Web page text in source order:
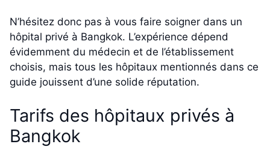
N’hésitez donc pas à vous faire soigner dans un
hôpital privé à Bangkok. L’expérience dépend
évidemment du médecin et de l’établissement
choisis, mais tous les hôpitaux mentionnés dans ce
guide jouissent d’une solide réputation.
Tarifs des hôpitaux privés à
Bangkok